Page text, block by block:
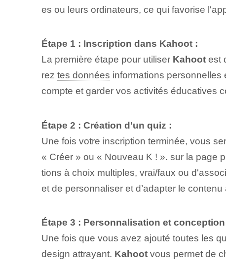
es ou leurs ordinateurs, ce qui⁢ favorise
Étape 1 : Inscription dans Kahoot :
La première étape pour utiliser Kahootest
rez tes données informations personnelles
compte et garder vos activités éducatives
Étape 2 : Création d'un ⁤quiz :
Une fois votre inscription terminée, vous
« Créer » ou « Nouveau K ! ». sur la page
tions à choix multiples, vrai/faux ou
et de personnaliser et d’adapter le
Étape 3 : Personnalisation et
Une fois que vous avez ajouté toutes les
design attrayant.‌ Kahootvous permet de